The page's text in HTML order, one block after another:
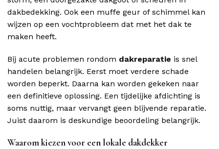
dakbedekking. Ook een muffe geur of schimmel kan
wijzen op een vochtprobleem dat met het dak te
maken heeft.
Bij acute problemen rondom dakreparatie is snel
handelen belangrijk. Eerst moet verdere schade
worden beperkt. Daarna kan worden gekeken naar
een definitieve oplossing. Een tijdelijke afdichting is
soms nuttig, maar vervangt geen blijvende reparatie.
Juist daarom is deskundige beoordeling belangrijk.
Waarom kiezen voor een lokale dakdekker